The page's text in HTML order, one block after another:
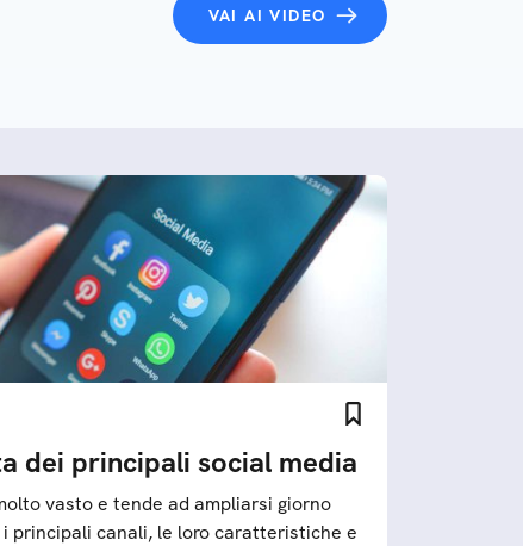
VAI AI VIDEO
dei principali social media
vasto e tende ad ampliarsi giorno
principali canali, le loro caratteristiche e